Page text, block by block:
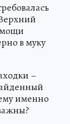
в муку
–
именно